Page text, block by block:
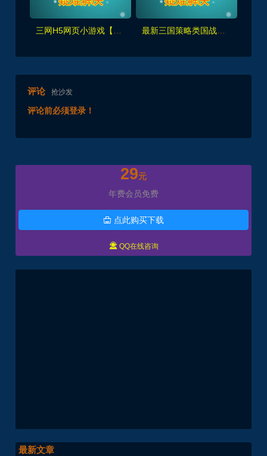
最新三国策略类国战页游【攻城掠地之6.0东吴大帝版】+GM后台+服务器架设视频教程
评论 抢沙发
评论前必须登录！
29元
年费会员免费
 点此购买下载
 QQ在线咨询
最新文章